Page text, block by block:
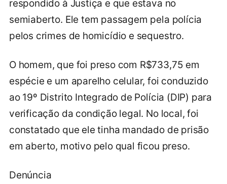
respondido à Justiça e que estava no
semiaberto. Ele tem passagem pela polícia
pelos crimes de homicídio e sequestro.
O homem, que foi preso com R$733,75 em
espécie e um aparelho celular, foi conduzido
ao 19º Distrito Integrado de Polícia (DIP) para
verificação da condição legal. No local, foi
constatado que ele tinha mandado de prisão
em aberto, motivo pelo qual ficou preso.
Denúncia